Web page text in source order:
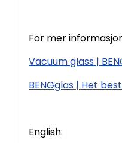
For mer
Vacuum glass |
BENGglas | Het
English: